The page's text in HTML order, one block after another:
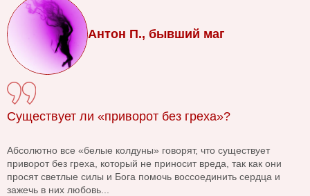
Антон П., бывший маг
Существует ли «приворот без греха»?
Абсолютно все «белые колдуны» говорят, что существует
приворот без греха, который не приносит вреда, так как они
просят светлые силы и Бога помочь воссоединить сердца и
зажечь в них любовь...